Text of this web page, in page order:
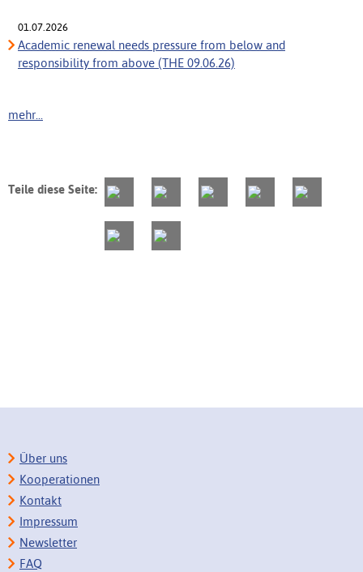
01.07.2026
Academic renewal needs pressure from below and
responsibility from above (THE 09.06.26)
mehr...
Teile diese Seite:
Über uns
Kooperationen
Kontakt
Impressum
Newsletter
FAQ